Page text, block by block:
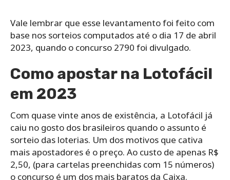
Vale lembrar que esse levantamento foi feito com
base nos sorteios computados até o dia 17 de abril
2023, quando o concurso 2790 foi divulgado.
Como apostar na Lotofácil
em 2023
Com quase vinte anos de existência, a Lotofácil já
caiu no gosto dos brasileiros quando o assunto é
sorteio das loterias. Um dos motivos que cativa
mais apostadores é o preço. Ao custo de apenas R$
2,50, (para cartelas preenchidas com 15 números)
o concurso é um dos mais baratos da Caixa.